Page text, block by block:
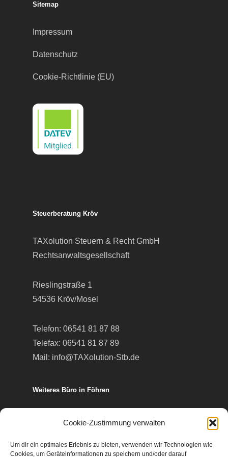
Cookie-Zustimmung verwalten
Um dir ein optimales Erlebnis zu bieten, verwenden wir Technologien wie
Cookies, um Geräteinformationen zu speichern und/oder darauf
Sitemap
Impressum
Datenschutz
Cookie-Richtlinie (EU)
Steuerberatung Kröv
TAXolution Steuern & Recht GmbH
Rechtsanwaltsgesellschaft
Rieslingstraße 1
54536 Kröv/Mosel
Telefon: 06541 81 87 88
Telefax: 06541 81 87 89
Mail: info@TAXolution-Stb.de
Weiteres Büro in Föhren